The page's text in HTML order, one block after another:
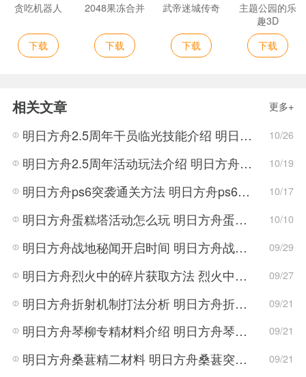
贪吃机器人
下载
2048果冻合并
下载
武帝迷城传奇
下载
主题公园的乐
趣3D
下载
相关文章 更多+
明日方舟2.5周年干员临光技能介绍 明日方舟周年角色介绍 10/26
明日方舟2.5周年活动玩法介绍 明日方舟2.5周年活动活动详情 10/19
明日方舟ps6突袭通关方法 明日方舟ps6突袭打法攻略 10/17
明日方舟蛋糕塔活动怎么玩 明日方舟蛋糕塔活动详情介绍 10/10
明日方舟战地秘闻开启时间 明日方舟战地秘闻开启条件 09/29
明日方舟烈火中的碎片获取方法 烈火中的碎片作用介绍 09/27
明日方舟折射机制打法分析 明日方舟折射机制详情介绍 09/21
明日方舟琴柳专精材料介绍 明日方舟琴柳专精材料获取方法 09/21
明日方舟桑葚精二材料 明日方舟桑葚突破材料 09/21